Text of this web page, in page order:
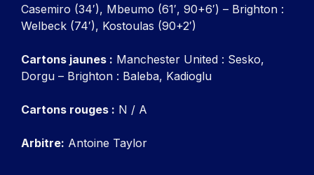
Casemiro (34′), Mbeumo (61′, 90+6′) – Brighton :
Welbeck (74′), Kostoulas (90+2′)
Cartons jaunes : Manchester United : Sesko,
Dorgu – Brighton : Baleba, Kadioglu
Cartons rouges : N / A
Arbitre: Antoine Taylor